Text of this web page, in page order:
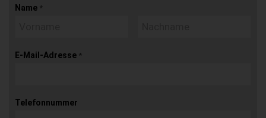
Name *
E-Mail-Adresse *
Telefonnummer